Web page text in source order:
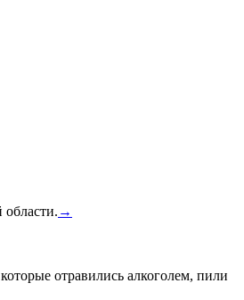
→
отравились алкоголем, пили